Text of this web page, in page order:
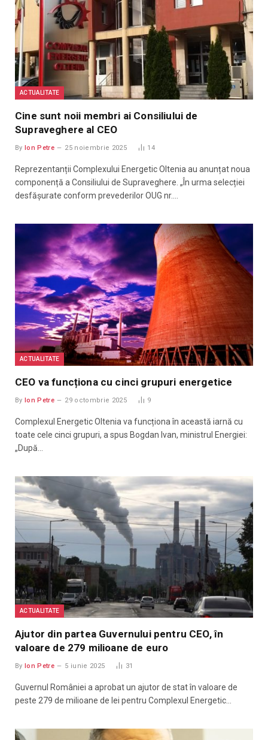
ACTUALITATE
Cine sunt noii membri ai Consiliului de
Supraveghere al CEO
By Ion Petre 25 noiembrie 2025 14
Reprezentanții Complexului Energetic Oltenia au anunțat noua
componență a Consiliului de Supraveghere. „În urma selecției
desfășurate conform prevederilor OUG nr.…
ACTUALITATE
CEO va funcționa cu cinci grupuri energetice
By Ion Petre 29 octombrie 2025 9
Complexul Energetic Oltenia va funcționa în această iarnă cu
toate cele cinci grupuri, a spus Bogdan Ivan, ministrul Energiei:
„După…
ACTUALITATE
Ajutor din partea Guvernului pentru CEO, în
valoare de 279 milioane de euro
By Ion Petre 5 iunie 2025 31
Guvernul României a aprobat un ajutor de stat în valoare de
peste 279 de milioane de lei pentru Complexul Energetic…